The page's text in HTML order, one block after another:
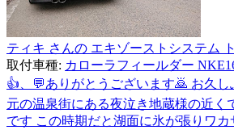
ティキ さんの エキゾーストシステム
取付車種: カローラフィールダー
👍、💬ありがとうございます🙇 お久
元の温泉街にある夜泣き地蔵様の近く
です この時期だと湖面に氷が張りワ